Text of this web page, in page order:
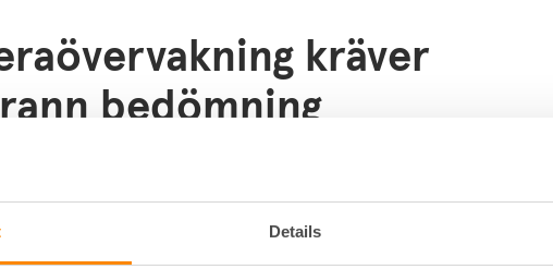
Details
kräver
bedömning
och rutiner.
måste kunna visa att övervakningen är nödvändig, att andra